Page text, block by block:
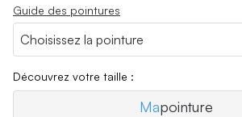
Guide des pointures
Découvrez votre taille :
Mapointure